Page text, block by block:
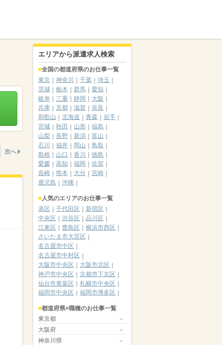
次へ
エリアから派遣求人検索
全国の都道府県のお仕事一覧
東京
神奈川 千葉
埼玉
茨城
栃木 群馬
愛知
岐阜
三重 静岡
大阪
兵庫
京都 滋賀
奈良
和歌山
北海道 青森
岩手
宮城
秋田 山形
福島
山梨
長野 新潟
富山
石川
福井 岡山
鳥取
島根
山口 香川
徳島
愛媛
高知 福岡
佐賀
長崎
熊本 大分
宮崎
鹿児島
沖縄
人気のエリアのお仕事一覧
港区
千代田区
新宿区
中央区
渋谷区
品川区
江東区
豊島区
横浜市西区
さいたま市大宮区
名古屋市中区
名古屋市中村区
大阪市中央区
大阪市北区
神戸市中央区
京都市下京区
仙台市青葉区
札幌市中央区
福岡市中央区
福岡市博多区
都道府県×職種のお仕事一覧
東京都
大阪府
神奈川県